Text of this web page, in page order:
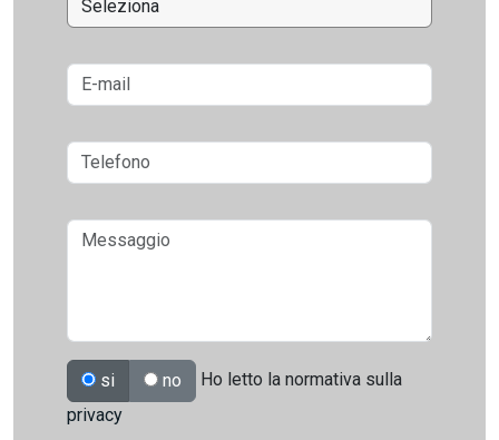
si no
Ho letto la normativa sulla
privacy